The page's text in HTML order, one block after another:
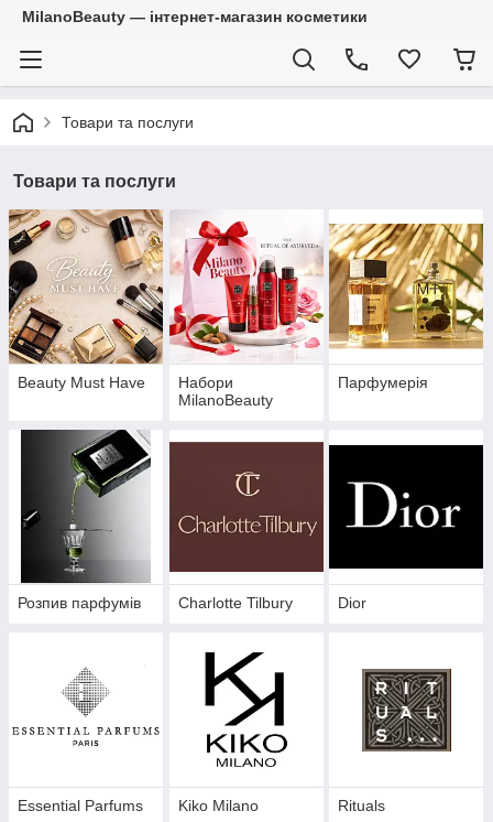
MilanoBeauty — інтернет-магазин косметики
Товари та послуги
Товари та послуги
Beauty Must Have
Набори
MilanoBeauty
Парфумерія
Розпив парфумів Charlotte Tilbury Dior
Essential Parfums Kiko Milano Rituals